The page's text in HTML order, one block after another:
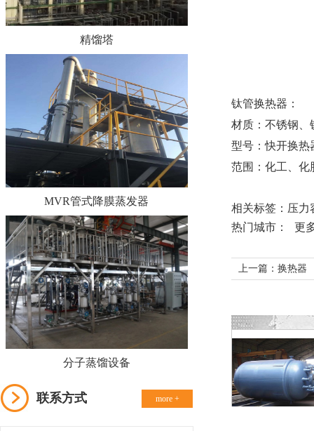
精馏塔
MVR管式降膜蒸发器
分子蒸馏设备
联系方式 more +
钛管换热器 ：
材质：不锈钢、
型号：快开换热
范围：化工、化
相关标签： 压力
热门城市：
更
上一篇： 换热器